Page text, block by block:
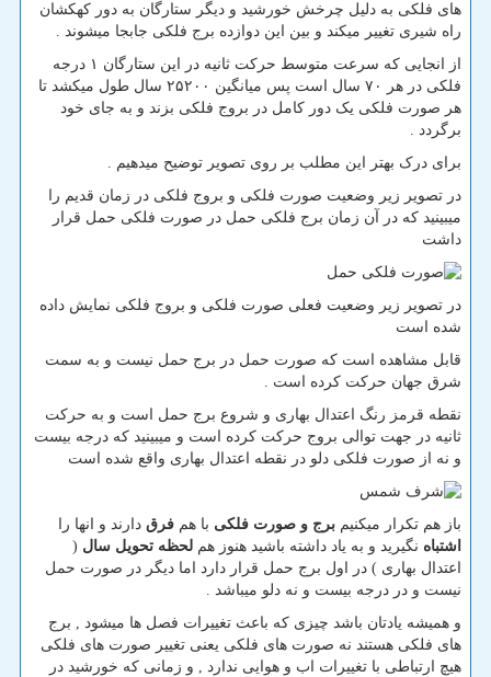
های فلکی به دلیل چرخش خورشید و دیگر ستارگان به دور کهکشان
راه شیری تغییر میکند و بین این دوازده برج فلکی جابجا میشوند .
از انجایی که سرعت متوسط حرکت ثانیه در این ستارگان ۱ درجه
فلکی در هر ۷۰ سال است پس میانگین ۲۵۲۰۰ سال طول میکشد تا
هر صورت فلکی یک دور کامل در بروج فلکی بزند و به جای خود
برگردد .
برای درک بهتر این مطلب بر روی تصویر توضیح میدهیم .
در تصویر زیر وضعیت صورت فلکی و بروج فلکی در زمان قدیم را
میبینید که در آن زمان برج فلکی حمل در صورت فلکی حمل قرار
داشت
در تصویر زیر وضعیت فعلی صورت فلکی و بروج فلکی نمایش داده
شده است
قابل مشاهده است که صورت حمل در برج حمل نیست و به سمت
شرق جهان حرکت کرده است .
نقطه قرمز رنگ اعتدال بهاری و شروع برج حمل است و به حرکت
ثانیه در جهت توالی بروج حرکت کرده است و میبینید که درجه بیست
و نه از صورت فلکی دلو در نقطه اعتدال بهاری واقع شده است
باز هم تکرار میکنیم برج و صورت فلکی با هم فرق دارند و انها را
اشتباه نگیرید و به یاد داشته باشید هنوز هم لحظه تحویل سال (
اعتدال بهاری ) در اول برج حمل قرار دارد اما دیگر در صورت حمل
نیست و در درجه بیست و نه دلو میباشد .
و همیشه یادتان باشد چیزی که باعث تغییرات فصل ها میشود , برج
های فلکی هستند نه صورت های فلکی یعنی تغییر صورت های فلکی
هیچ ارتباطی با تغییرات اب و هوایی ندارد , و زمانی که خورشید در